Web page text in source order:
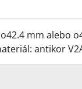
mm alebo
antikor